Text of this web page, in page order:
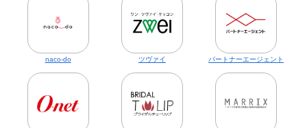
naco-do ツヴァイ パートナーエージェント